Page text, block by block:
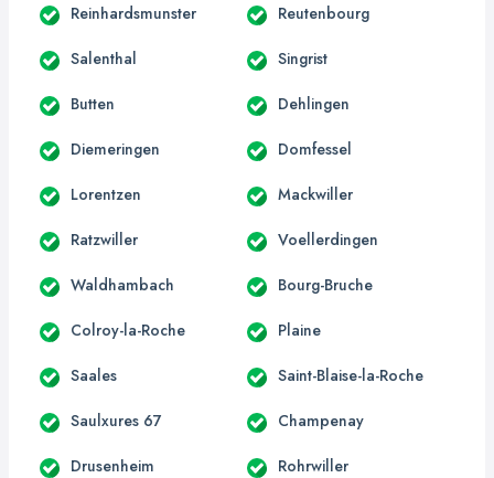
Reinhardsmunster Reutenbourg
Salenthal Singrist
Butten Dehlingen
Diemeringen Domfessel
Lorentzen Mackwiller
Ratzwiller Voellerdingen
Waldhambach Bourg-Bruche
Colroy-la-Roche Plaine
Saales Saint-Blaise-la-Roche
Saulxures 67 Champenay
Drusenheim Rohrwiller